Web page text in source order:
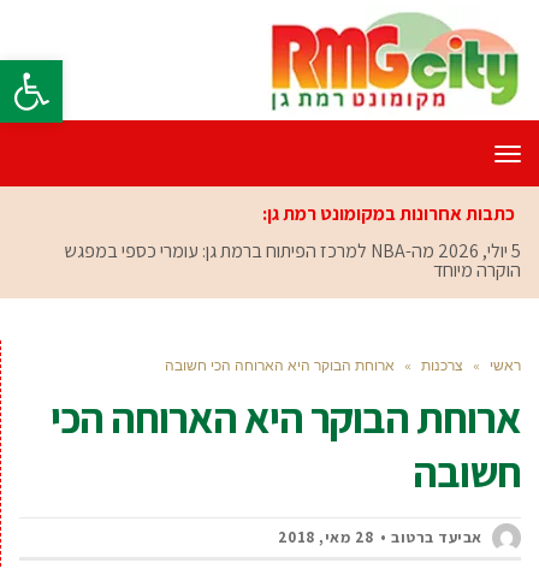
פתח
תפריט
כתבות אחרונות במקומונט רמת גן:
5 יולי, 2026
מה-NBA למרכז הפיתוח ברמת גן: עומרי כספי במפגש
הוקרה מיוחד
ראשי » צרכנות » ארוחת הבוקר היא הארוחה הכי חשובה
ארוחת הבוקר היא הארוחה הכי
חשובה
אביעד ברטוב 28 מאי, 2018